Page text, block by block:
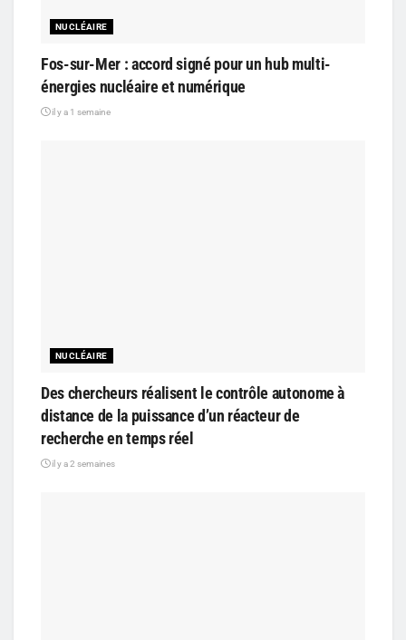
NUCLÉAIRE
Fos-sur-Mer : accord signé pour un hub multi-
énergies nucléaire et numérique
il y a 1 semaine
NUCLÉAIRE
Des chercheurs réalisent le contrôle autonome à
distance de la puissance d’un réacteur de
recherche en temps réel
il y a 2 semaines